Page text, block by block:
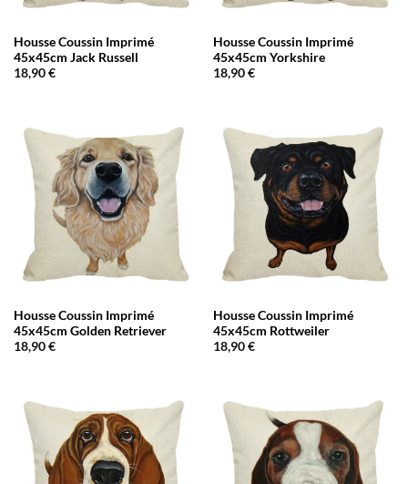
Housse Coussin Imprimé
45x45cm Jack Russell
18,90€
Housse Coussin Imprimé
45x45cm Yorkshire
18,90€
Housse Coussin Imprimé
45x45cm Golden Retriever
18,90€
Housse Coussin Imprimé
45x45cm Rottweiler
18,90€